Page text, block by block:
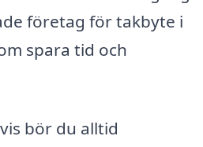
företag för takbyte i
spara tid och
bör du alltid